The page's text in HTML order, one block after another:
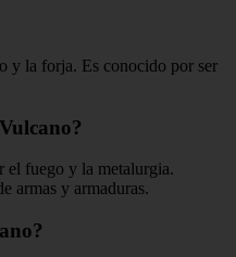
y la forja. Es conocido por ser
el fuego y la metalurgia.
armas y armaduras.